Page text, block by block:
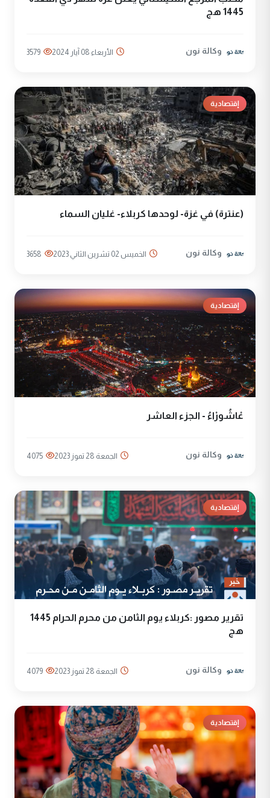
1445 هج
وكالة نون الأربعاء 08 آيار 2024 3579
إقتصادية
(عنترة) في غزة- لوحدها كربلاء- غليان السماء
وكالة نون الخميس 02 تشرين الثاني 2023 3658
إقتصادية
عْاشُورْاءُ - الجزء العاشر
وكالة نون الجمعة 28 تموز 2023 4075
إقتصادية
تقرير مصور :كربلاء يوم الثامن من محرم الحرام 1445
هج
وكالة نون الجمعة 28 تموز 2023 4079
إقتصادية